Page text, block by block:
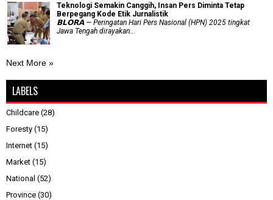
Teknologi Semakin Canggih, Insan Pers Diminta Tetap
Berpegang Kode Etik Jurnalistik
𝗕𝗟𝗢𝗥𝗔 — Peringatan Hari Pers Nasional (HPN) 2025 tingkat
Jawa Tengah dirayakan...
Next More »
LABELS
Childcare (28)
Foresty (15)
Internet (15)
Market (15)
National (52)
Province (30)